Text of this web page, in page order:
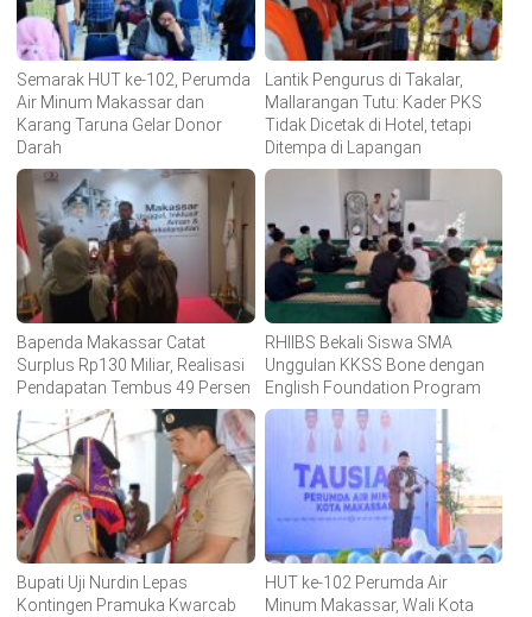
Semarak HUT ke-102, Perumda
Air Minum Makassar dan
Karang Taruna Gelar Donor
Darah
Lantik Pengurus di Takalar,
Mallarangan Tutu: Kader PKS
Tidak Dicetak di Hotel, tetapi
Ditempa di Lapangan
Bapenda Makassar Catat
Surplus Rp130 Miliar, Realisasi
Pendapatan Tembus 49 Persen
RHIIBS Bekali Siswa SMA
Unggulan KKSS Bone dengan
English Foundation Program
Bupati Uji Nurdin Lepas
Kontingen Pramuka Kwarcab
HUT ke-102 Perumda Air
Minum Makassar, Wali Kota